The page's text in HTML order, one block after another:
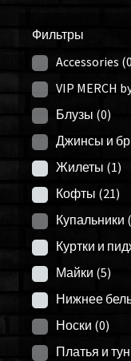
О НАС
ФРАНЧАЙЗИНГ
МОЙ АККАУНТ
Фильтры
Accessories
VIP MERCH
Блузы (0)
Джинсы и
Жилеты (1)
Кофты (21)
Купальники
Куртки и
Майки (5)
Нижнее
Носки (0)
Платья и